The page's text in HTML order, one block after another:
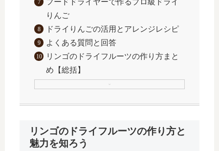
フードドライヤーで作るプロ級ドライ
りんご
ドライりんごの活用とアレンジレシピ
よくある質問と回答
リンゴのドライフルーツの作り方まと
め【総括】
リンゴのドライフルーツの作り方と
魅力を知ろう